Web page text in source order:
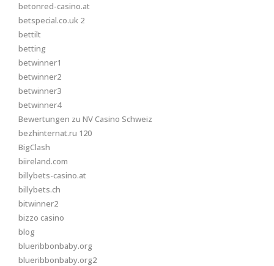
betonred-casino.at
betspecial.co.uk 2
bettilt
betting
betwinner1
betwinner2
betwinner3
betwinner4
Bewertungen zu NV Casino Schweiz
bezhinternat.ru 120
BigClash
biireland.com
billybets-casino.at
billybets.ch
bitwinner2
bizzo casino
blog
blueribbonbaby.org
blueribbonbaby.org2